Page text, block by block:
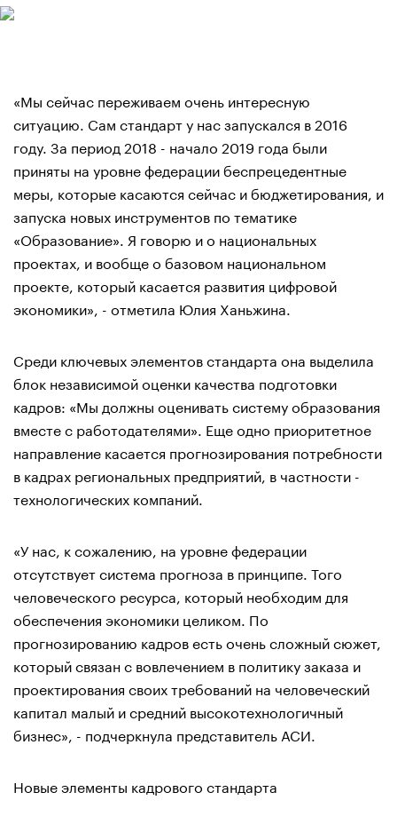
«Мы сейчас переживаем очень интересную
ситуацию. Сам стандарт у нас запускался в 2016
году. За период 2018 - начало 2019 года были
приняты на уровне федерации беспрецедентные
меры, которые касаются сейчас и бюджетирования, и
запуска новых инструментов по тематике
«Образование». Я говорю и о национальных
проектах, и вообще о базовом национальном
проекте, который касается развития цифровой
экономики», - отметила Юлия Ханьжина.
Среди ключевых элементов стандарта она выделила
блок независимой оценки качества подготовки
кадров: «Мы должны оценивать систему образования
вместе с работодателями». Еще одно приоритетное
направление касается прогнозирования потребности
в кадрах региональных предприятий, в частности -
технологических компаний.
«У нас, к сожалению, на уровне федерации
отсутствует система прогноза в принципе. Того
человеческого ресурса, который необходим для
обеспечения экономики целиком. По
прогнозированию кадров есть очень сложный сюжет,
который связан с вовлечением в политику заказа и
проектирования своих требований на человеческий
капитал малый и средний высокотехнологичный
бизнес», - подчеркнула представитель АСИ.
Новые элементы кадрового стандарта